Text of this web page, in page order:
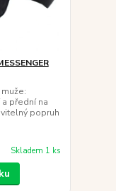
přední na
popruh
Skladem 1 ks